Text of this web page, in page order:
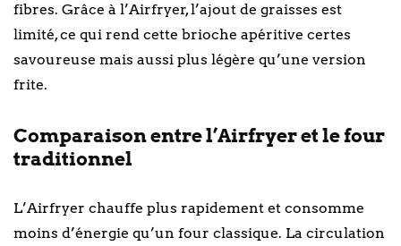
fibres. Grâce à l’Airfryer, l’ajout de graisses est
limité, ce qui rend cette brioche apéritive certes
savoureuse mais aussi plus légère qu’une version
frite.
Comparaison entre l’Airfryer et le four
traditionnel
L’Airfryer chauffe plus rapidement et consomme
moins d’énergie qu’un four classique. La circulation